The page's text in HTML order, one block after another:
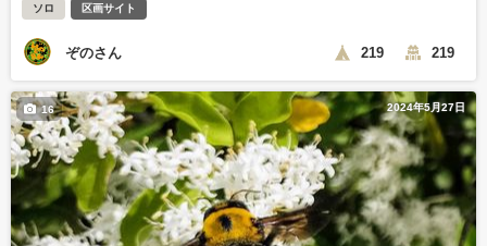
ソロ 区画サイト
ぞのさん 219 219
2024年5月27日
16